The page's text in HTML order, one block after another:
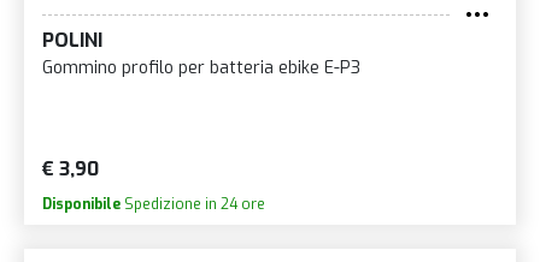
POLINI
Gommino profilo per batteria ebike E-P3
€ 3,90
Disponibile Spedizione in 24 ore